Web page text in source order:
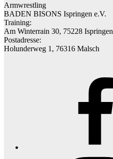
Armwrestling
BADEN BISONS Ispringen e.V.
Training:
Am Winterrain 30, 75228 Ispringen
Postadresse:
Holunderweg 1, 76316 Malsch